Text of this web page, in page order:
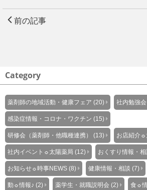
前の記事
Category
薬剤師の地域活動・健康フェア (20) 社内勉強
感染症情報・コロナ・ワクチン (15)
研修会（薬剤師・他職種連携） (13) お店紹介☼
社内イベント☼太陽薬局 (12) おくすり情報・
お知らせ☼時事NEWS (8) 健康情報・相談 (7)
動☼情報♪ (2) 薬学生・就職説明会 (2) 食☼